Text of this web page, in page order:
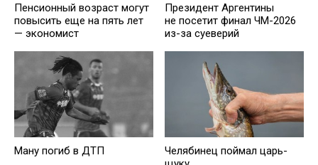
Пенсионный возраст могут
повысить еще на пять лет
— экономист
Президент Аргентины
не посетит финал ЧМ-2026
из-за суеверий
Ману погиб в ДТП
Челябинец поймал царь-